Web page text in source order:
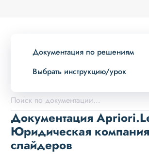
Документация по решениям
Выбрать инструкцию/урок
Описание курса
Возможности
Примеры страниц
Установка и обновление
Документация
Юридическая
слайдеров